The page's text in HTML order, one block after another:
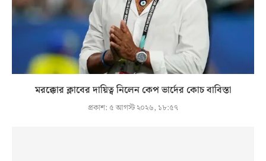
মরক্কোর ক্লাবের দায়িত্ব নিলেন কেপ ভার্দের কোচ বাবিস্তা
প্রকাশ: ৫ আগস্ট ২০২৬, ১৮:৫৭